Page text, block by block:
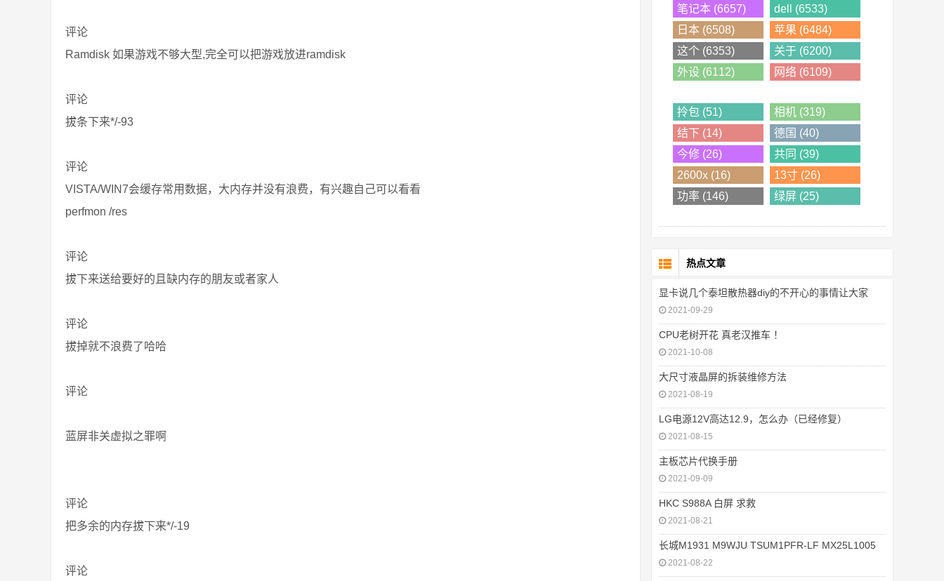
评论
Ramdisk 如果游戏不够大型,完全可以把游戏放进ramdisk
评论
拔条下来*/-93
评论
VISTA/WIN7会缓存常用数据，大内存并没有浪费，有兴趣自己可以看看
perfmon /res
评论
拔下来送给要好的且缺内存的朋友或者家人
评论
拔掉就不浪费了哈哈
评论
蓝屏非关虚拟之罪啊
评论
把多余的内存拔下来*/-19
评论
笔记本 (6657)
dell (6533)
日本 (6508)
苹果 (6484)
这个 (6353)
关于 (6200)
外设 (6112)
网络 (6109)
拎包 (51)
相机 (319)
结下 (14)
德国 (40)
今修 (26)
共同 (39)
2600x (16)
13寸 (26)
功率 (146)
绿屏 (25)
热点文章
显卡说几个泰坦散热器diy的不开心的事情让大家
2021-09-29
CPU老树开花 真老汉推车 ！
2021-10-08
大尺寸液晶屏的拆装维修方法
2021-08-19
LG电源12V高达12.9，怎么办（已经修复）
2021-08-15
主板芯片代换手册
2021-09-09
HKC S988A 白屏 求救
2021-08-21
长城M1931 M9WJU TSUM1PFR-LF MX25L1005
2021-08-22